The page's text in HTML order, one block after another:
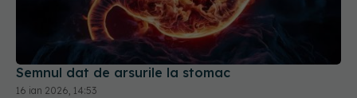
Semnul dat de arsurile la stomac
16 ian 2026, 14:53